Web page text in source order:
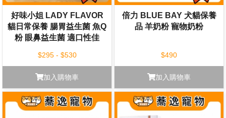
好味小姐 LADY FLAVOR
貓日常保養 腸胃益生菌 魚Q
粉 眼鼻益生菌 適口性佳
$295 - $530
加入購物車
倍力 BLUE BAY 犬貓保養
品 羊奶粉 寵物奶粉
$490
加入購物車